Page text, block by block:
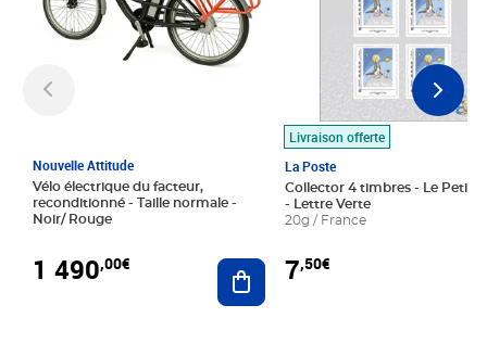
Nouvelle Attitude
Vélo électrique du facteur,
reconditionné - Taille normale -
Noir/ Rouge
1 490,00€ Ajouter au panier
Livraison offerte
La Poste
Collector 4 timbres - Le Petit
- Lettre Verte
20g / France
7,50€